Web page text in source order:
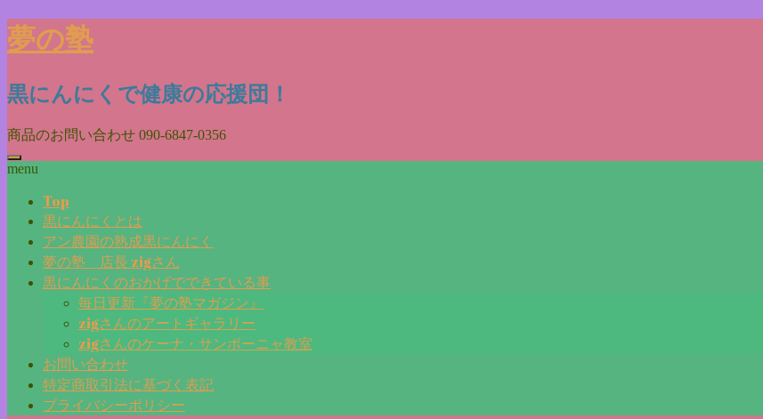
Skip
to
content
夢の塾
黒にんにくで健康の応援団！
商品のお問い合わせ 090-6847-0356
menu
Top
黒にんにくとは
アン農園の熟成黒にんにく
夢の塾 店長 zigさん
黒にんにくのおかげでできている事
毎日更新『夢の塾マガジン』
zigさんのアートギャラリー
zigさんのケーナ・サンポーニャ教室
お問い合わせ
特定商取引法に基づく表記
プライバシーポリシー